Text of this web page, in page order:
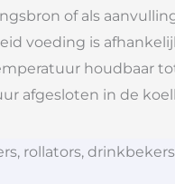
of als
voeding is
houdbaar
afgesloten in de
rollators,